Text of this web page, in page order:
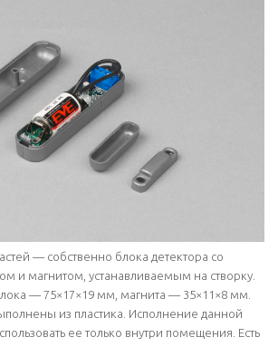
— собственно блока детектора со
и магнитом, устанавливаемым на створку.
— 75×17×19 мм, магнита — 35×11×8 мм.
из пластика. Исполнение данной
ее только внутри помещения. Есть